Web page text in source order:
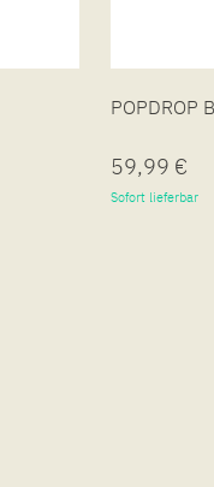
POPDROP
59,99 €
Sofort lieferbar